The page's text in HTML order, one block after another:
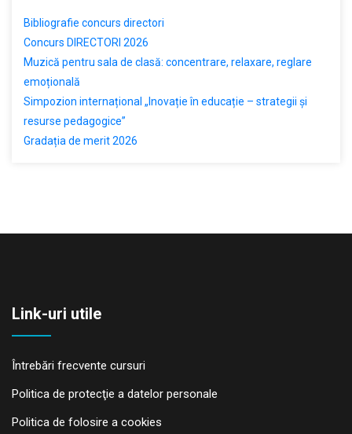
Bibliografie concurs directori
Concurs DIRECTORI 2026
Muzică pentru sala de clasă: concentrare, relaxare, reglare
emoțională
Simpozion internațional „Inovație în educație – strategii și
resurse pedagogice”
Gradația de merit 2026
Link-uri utile
Întrebări frecvente cursuri
Politica de protecţie a datelor personale
Politica de folosire a cookies